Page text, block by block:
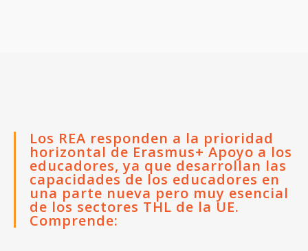
Los REA responden a la prioridad
horizontal de Erasmus+ Apoyo a los
educadores, ya que desarrollan las
capacidades de los educadores en
una parte nueva pero muy esencial
de los sectores THL de la UE.
Comprende: